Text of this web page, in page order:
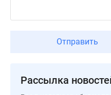
ИТ-
Отправить
Рассылка